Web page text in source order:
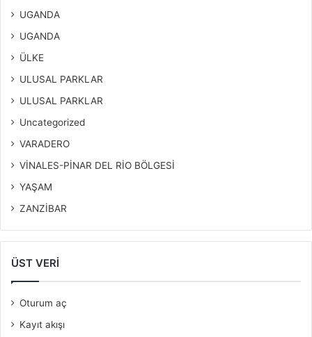
UGANDA
UGANDA
ÜLKE
ULUSAL PARKLAR
ULUSAL PARKLAR
Uncategorized
VARADERO
VİNALES-PİNAR DEL RİO BÖLGESİ
YAŞAM
ZANZİBAR
ÜST VERI
Oturum aç
Kayıt akışı